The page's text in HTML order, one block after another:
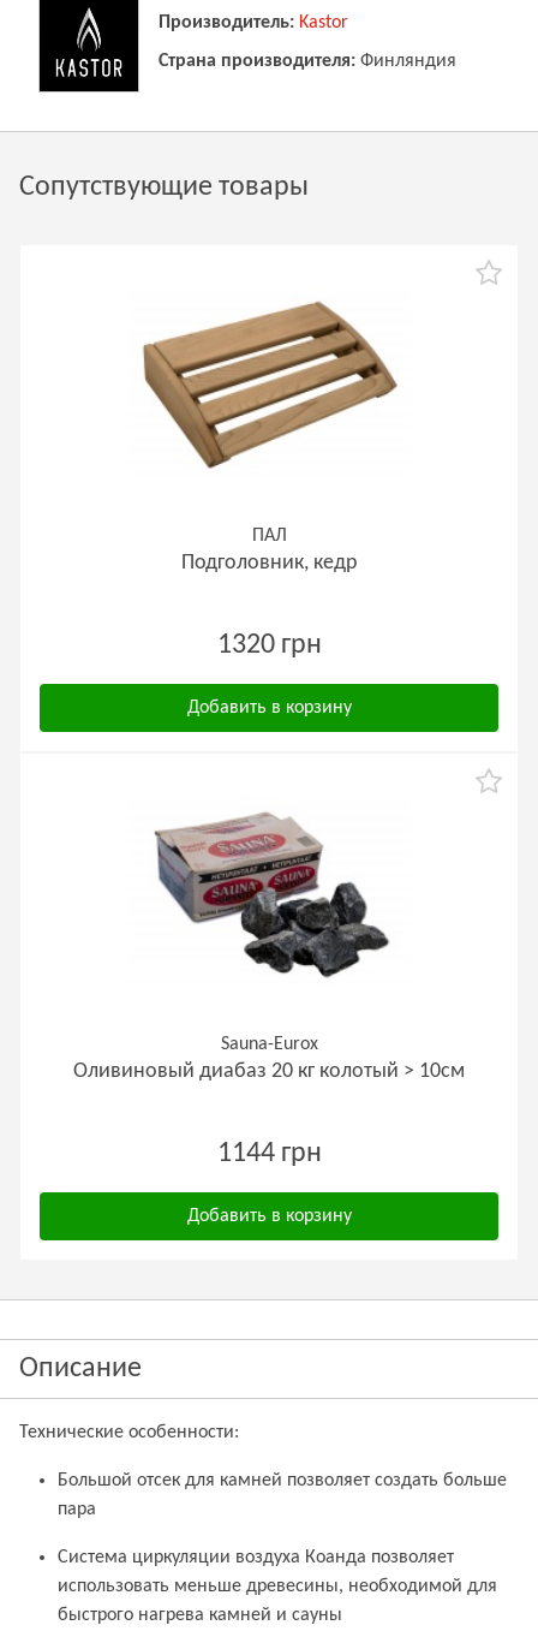
Производитель: Kastor
Страна производителя: Финляндия
Сопутствующие товары
ПАЛ
Подголовник, кедр
1320 грн
Добавить в корзину
Sauna-Eurox
Оливиновый диабаз 20 кг колотый > 10см
1144 грн
Добавить в корзину
Описание
Технические особенности:
Большой отсек для камней позволяет создать больше
пара
Система циркуляции воздуха Коанда позволяет
использовать меньше древесины, необходимой для
быстрого нагрева камней и сауны